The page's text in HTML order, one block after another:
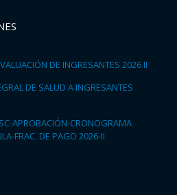
DE INGRESANTES 2026 II
DE SALUD A INGRESANTES
APROBACIÓN-CRONOGRAMA
FRAC. DE PAGO 2026-II